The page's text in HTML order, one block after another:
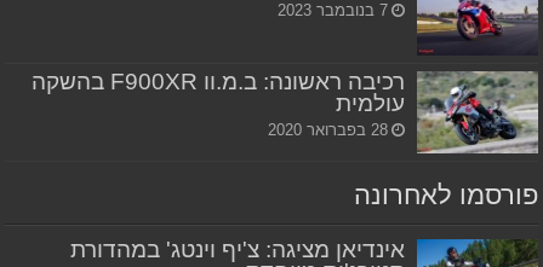
7 בנובמבר 2023
רכיבה ראשונה: ב.מ.וו F900XR בהשקה
עולמית
28 בפברואר 2020
פורסמו לאחרונה
אינדיאן מציגה: צ'יף וינטג' במהדורת